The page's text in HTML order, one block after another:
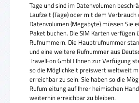
Tage und sind im Datenvolumen
Laufzeit (Tage) oder mit dem Verbrauch
Datenvolumen (Megabyte) müssen Sie
Paket buchen. Die SIM Karten verfügen
Rufnummern. Die Hauptrufnummer
und eine weitere Rufnummer aus
TravelFon GmbH Ihnen zur Verfügung
so die Möglichkeit preiswert weltweit
erreichbar zu sein. Sie haben so die
Rufumleitung auf Ihrer heimischen
weiterhin erreichbar zu bleiben.